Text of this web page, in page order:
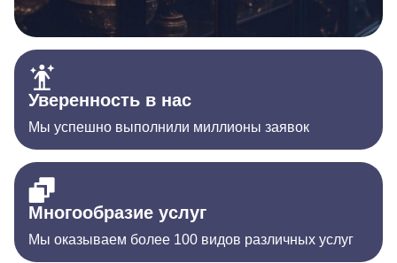
Уверенность в нас
Мы успешно выполнили миллионы заявок
Многообразие услуг
Мы оказываем более 100 видов различных услуг